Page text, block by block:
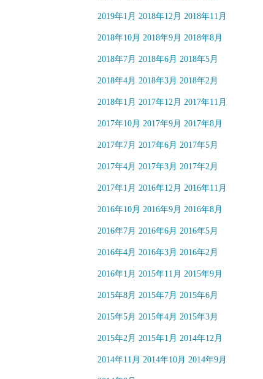
2019年1月 2018年12月 2018年11月
2018年10月 2018年9月 2018年8月
2018年7月 2018年6月 2018年5月
2018年4月 2018年3月 2018年2月
2018年1月 2017年12月 2017年11月
2017年10月 2017年9月 2017年8月
2017年7月 2017年6月 2017年5月
2017年4月 2017年3月 2017年2月
2017年1月 2016年12月 2016年11月
2016年10月 2016年9月 2016年8月
2016年7月 2016年6月 2016年5月
2016年4月 2016年3月 2016年2月
2016年1月 2015年11月 2015年9月
2015年8月 2015年7月 2015年6月
2015年5月 2015年4月 2015年3月
2015年2月 2015年1月 2014年12月
2014年11月 2014年10月 2014年9月